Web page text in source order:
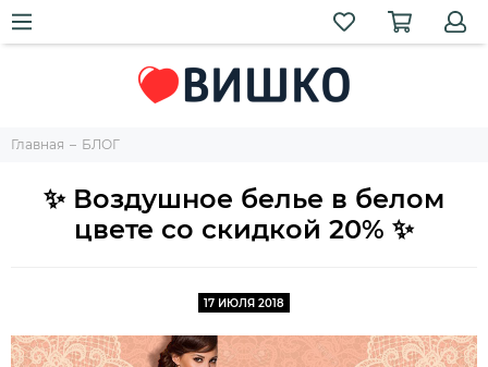
Главная БЛОГ
✨ Воздушное белье в белом
цвете со скидкой 20% ✨
17 ИЮЛЯ 2018